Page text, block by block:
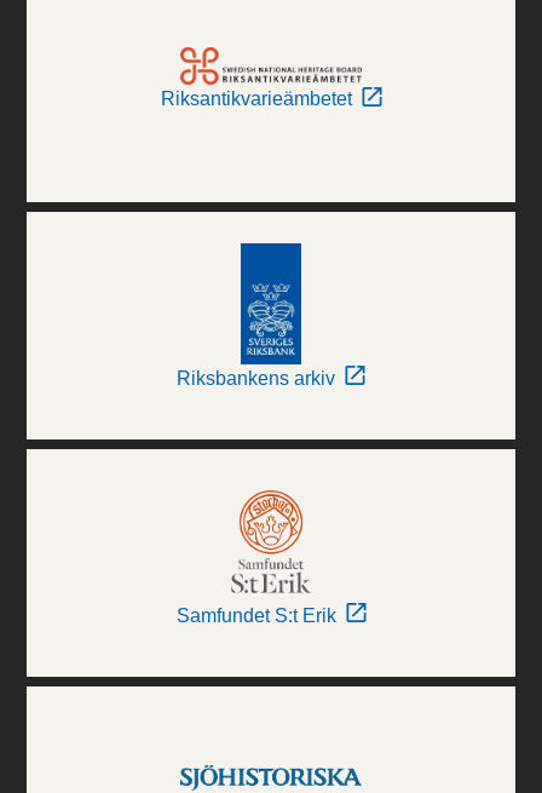
Riksantikvarieämbetet
Riksbankens arkiv
Samfundet S:t Erik